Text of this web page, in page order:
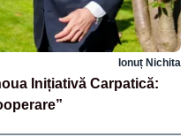
Ionuț Nichita
Inițiativă Carpatică: